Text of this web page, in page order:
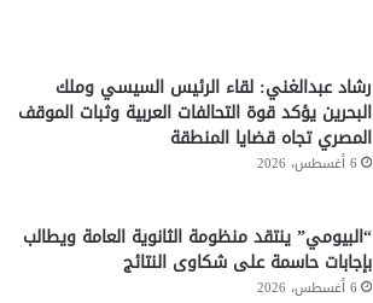
رشاد عبدالغني: لقاء الرئيس السيسي وملك
البحرين يؤكد قوة التحالفات العربية وثبات الموقف
المصري تجاه قضايا المنطقة
6 أغسطس، 2026
“البيومي” ينتقد منظومة الثانوية العامة ويطالب
بإجابات حاسمة على شكاوى النتائج
6 أغسطس، 2026